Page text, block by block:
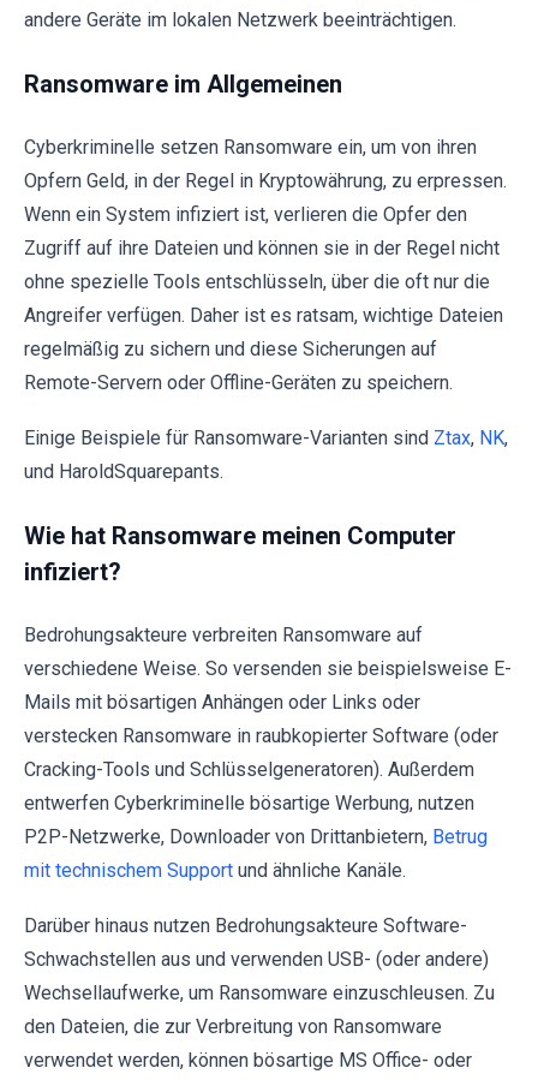
andere Geräte im lokalen Netzwerk beeinträchtigen.
Ransomware im Allgemeinen
Cyberkriminelle setzen Ransomware ein, um von ihren
Opfern Geld, in der Regel in Kryptowährung, zu erpressen.
Wenn ein System infiziert ist, verlieren die Opfer den
Zugriff auf ihre Dateien und können sie in der Regel nicht
ohne spezielle Tools entschlüsseln, über die oft nur die
Angreifer verfügen. Daher ist es ratsam, wichtige Dateien
regelmäßig zu sichern und diese Sicherungen auf
Remote-Servern oder Offline-Geräten zu speichern.
Einige Beispiele für Ransomware-Varianten sind Ztax, NK,
und HaroldSquarepants.
Wie hat Ransomware meinen Computer
infiziert?
Bedrohungsakteure verbreiten Ransomware auf
verschiedene Weise. So versenden sie beispielsweise E-
Mails mit bösartigen Anhängen oder Links oder
verstecken Ransomware in raubkopierter Software (oder
Cracking-Tools und Schlüsselgeneratoren). Außerdem
entwerfen Cyberkriminelle bösartige Werbung, nutzen
P2P-Netzwerke, Downloader von Drittanbietern, Betrug
mit technischem Support und ähnliche Kanäle.
Darüber hinaus nutzen Bedrohungsakteure Software-
Schwachstellen aus und verwenden USB- (oder andere)
Wechsellaufwerke, um Ransomware einzuschleusen. Zu
den Dateien, die zur Verbreitung von Ransomware
verwendet werden, können bösartige MS Office- oder